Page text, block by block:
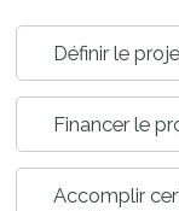
Définir le
Financer le
Accomplir